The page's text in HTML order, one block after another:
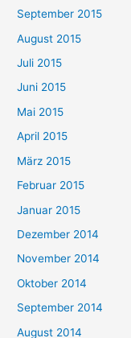
September 2015
August 2015
Juli 2015
Juni 2015
Mai 2015
April 2015
März 2015
Februar 2015
Januar 2015
Dezember 2014
November 2014
Oktober 2014
September 2014
August 2014